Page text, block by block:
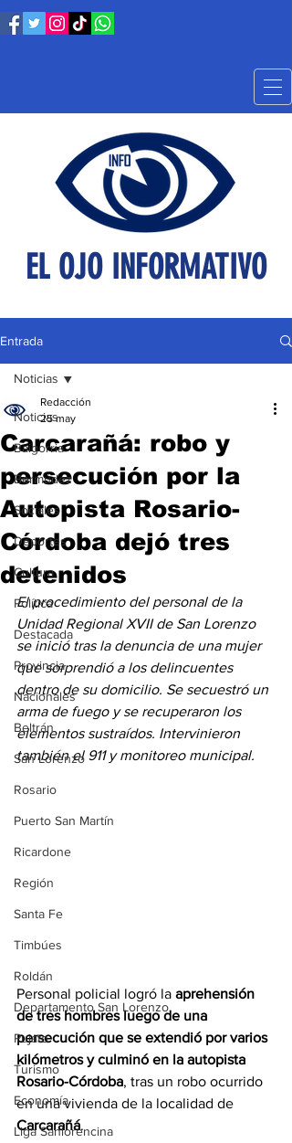
EL OJO INFORMATIVO
Entrada
Noticias
Baigorria
Bermúdez
Sociales
Deportes
Cultura
Política
Destacada
Provincia
Nacionales
Beltrán
San Lorenzo
Rosario
Puerto San Martín
Ricardone
Región
Santa Fe
Timbúes
Roldán
Departamento San Lorenzo
Pujato
Turismo
Economía
Liga Sanlorencina
Noticias
Carcarañá: robo y
persecución por la
Autopista Rosario-
Córdoba dejó tres
detenidos
Redacción
25 may
El procedimiento del personal de la
Unidad Regional XVII de San Lorenzo
se inició tras la denuncia de una mujer
que sorprendió a los delincuentes
dentro de su domicilio. Se secuestró un
arma de fuego y se recuperaron los
elementos sustraídos. Intervinieron
también el 911 y monitoreo municipal.
Personal policial logró la aprehensión
de tres hombres luego de una
persecución que se extendió por varios
kilómetros y culminó en la autopista
Rosario-Córdoba, tras un robo ocurrido
en una vivienda de la localidad de
Carcarañá.